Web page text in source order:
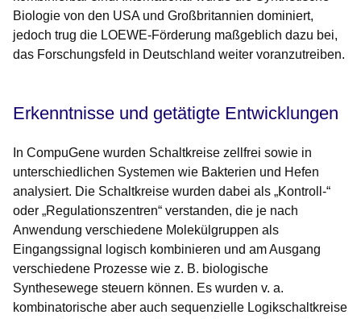
Biologie von den USA und Großbritannien dominiert,
jedoch trug die LOEWE-Förderung maßgeblich dazu bei,
das Forschungsfeld in Deutschland weiter voranzutreiben.
Erkenntnisse und getätigte Entwicklungen
In CompuGene wurden Schaltkreise zellfrei sowie in
unterschiedlichen Systemen wie Bakterien und Hefen
analysiert. Die Schaltkreise wurden dabei als „Kontroll-“
oder „Regulationszentren“ verstanden, die je nach
Anwendung verschiedene Molekülgruppen als
Eingangssignal logisch kombinieren und am Ausgang
verschiedene Prozesse wie z. B. biologische
Synthesewege steuern können. Es wurden v. a.
kombinatorische aber auch sequenzielle Logikschaltkreise